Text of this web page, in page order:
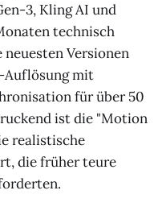
3, Kling AI und
technisch
Versionen
Auflösung mit
für über 50
ist die "Motion
realistische
die früher teure